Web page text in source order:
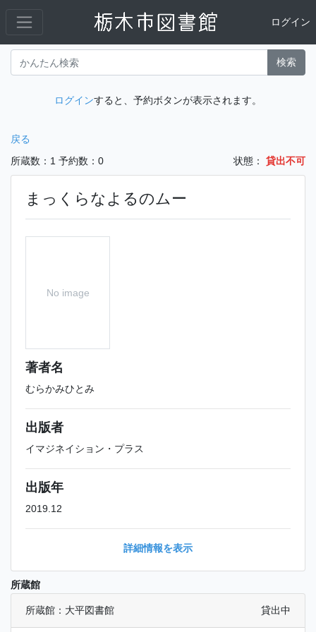
ログイン
検索
ログインすると、予約ボタンが表示されます。
戻る
所蔵数：1 予約数：0 状態： 貸出不可
まっくらなよるのムー
No image
著者名
むらかみひとみ
出版者
イマジネイション・プラス
出版年
2019.12
詳細情報を表示
所蔵館
所蔵館：大平図書館 貸出中